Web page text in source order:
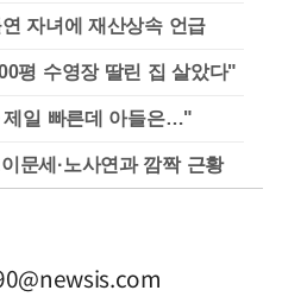
자녀에 재산상속 언급
평 수영장 딸린 집 살았다"
제일 빠른데 아들은…"
문세·노사연과 깜짝 근황